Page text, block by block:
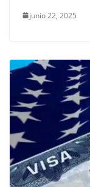
junio 22, 2025